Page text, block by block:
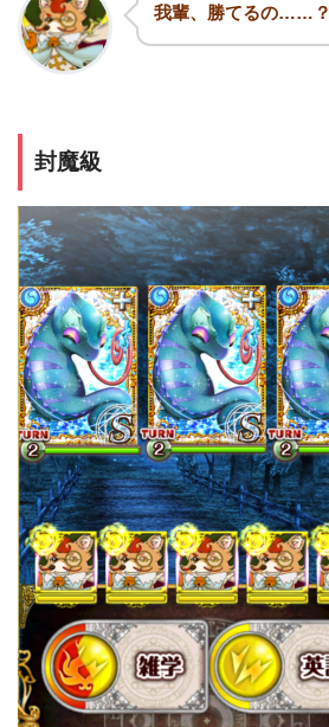
我輩、勝てるの……？
封魔級